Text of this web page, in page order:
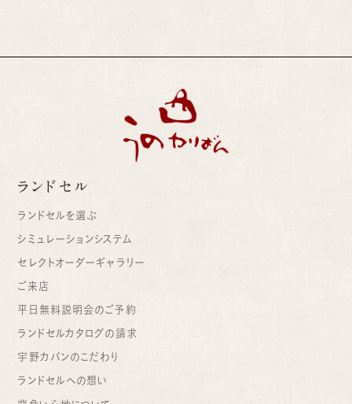
ランドセル
ランドセルを選ぶ
シミュレーションシステム
セレクトオーダーギャラリー
ご来店
平日無料説明会のご予約
ランドセルカタログの請求
宇野カバンのこだわり
ランドセルへの想い